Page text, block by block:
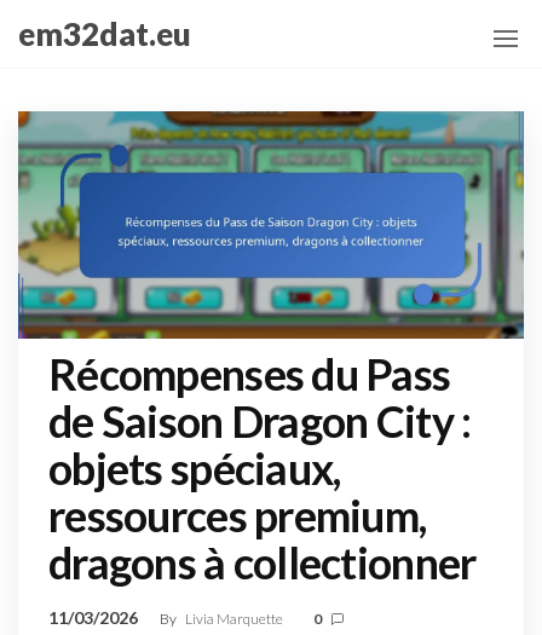
content
em32dat.eu
Récompenses du Pass
de Saison Dragon City :
objets spéciaux,
ressources premium,
dragons à collectionner
11/03/2026 By Livia Marquette 0